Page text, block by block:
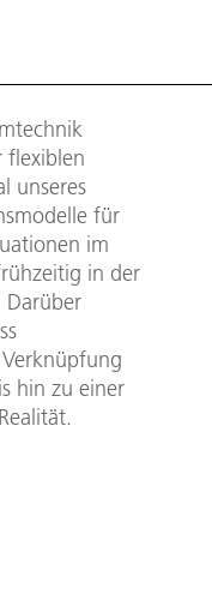
flexiblen
unseres
für
im
in der
Darüber
hin zu einer